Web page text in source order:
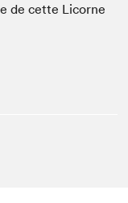
de cette Licorne